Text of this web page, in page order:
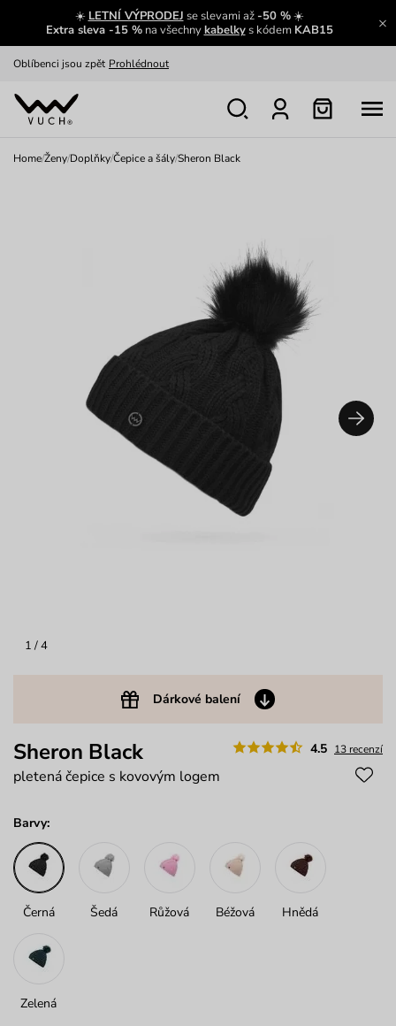
☀️ LETNÍ VÝPRODEJ se slevami až -50 %☀️
Extra sleva -15 %na všechnykabelkys kódem KAB15
Výměna a vrácení zdarma Zobrazit
Oblíbenci jsou zpět Prohlédnout
Nech se inspirovat
Home/Ženy/Doplňky/Čepice a šály/Sheron Black
1 / 4
Dárkové balení
4.5 13 recenzí
Sheron Black
pletená čepice s kovovým logem
Barvy:
Černá Šedá Růžová Béžová Hnědá
Zelená